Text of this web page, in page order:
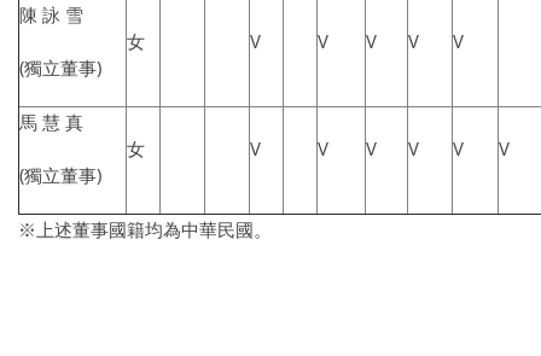
陳 詠 雪
(獨立董事)
女 V V V V V
馬 慧 真
(獨立董事)
女 V V V V V V
※上述董事國籍均為中華民國。